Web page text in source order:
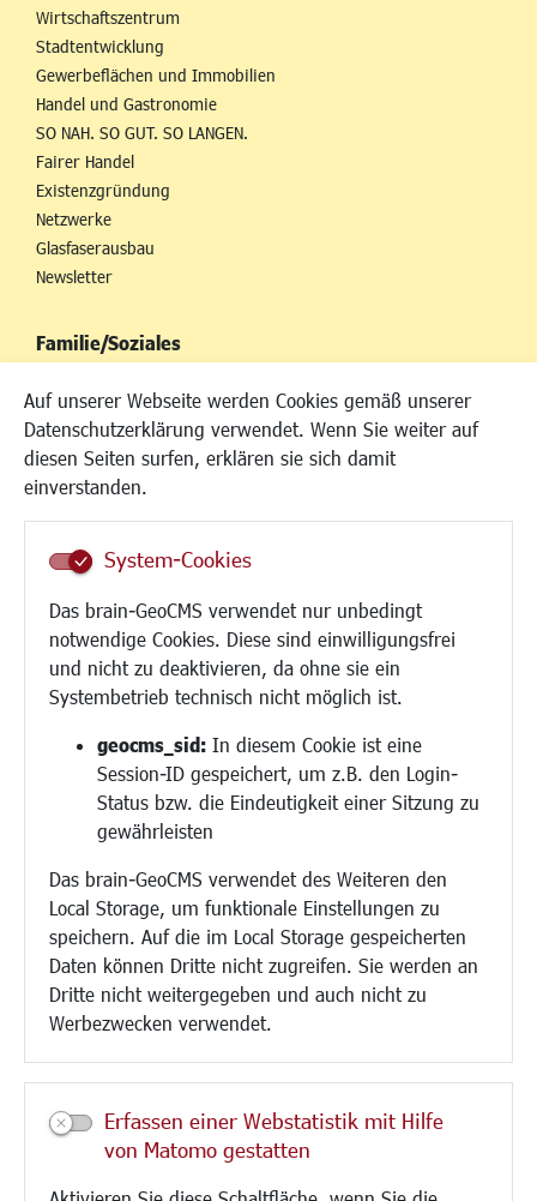
Auf unserer Webseite werden Cookies gemäß unserer
Datenschutzerklärung verwendet. Wenn Sie weiter auf
diesen Seiten surfen, erklären sie sich damit
einverstanden.
System-Cookies
Das brain-GeoCMS verwendet nur unbedingt
notwendige Cookies. Diese sind einwilligungsfrei
und nicht zu deaktivieren, da ohne sie ein
Systembetrieb technisch nicht möglich ist.
geocms_sid: In diesem Cookie ist eine
Session-ID gespeichert, um z.B. den Login-
Status bzw. die Eindeutigkeit einer Sitzung zu
gewährleisten
Das brain-GeoCMS verwendet des Weiteren den
Local Storage, um funktionale Einstellungen zu
speichern. Auf die im Local Storage gespeicherten
Daten können Dritte nicht zugreifen. Sie werden an
Dritte nicht weitergegeben und auch nicht zu
Werbezwecken verwendet.
Erfassen einer Webstatistik mit Hilfe
von Matomo gestatten
Wirtschaftszentrum
Stadtentwicklung
Gewerbeflächen und Immobilien
Handel und Gastronomie
SO NAH. SO GUT. SO LANGEN.
Fairer Handel
Existenzgründung
Netzwerke
Glasfaserausbau
Newsletter
Familie/Soziales
Kinderbetreuung
Kinder und Jugend
Institutionen für Familien
Frauen
Schule
Demokratie leben
Ukrainehilfe
Hilfe für Geflüchtete
Religion
Bauen/Umwelt/Mobilität
Bebauungsplanung
Verkehr/Mobilität
Glasfaserausbau
Aktuelle Baustellen
Paddelteich
CINDY S
Kultur/Freizeit/Tourismus
Veranstaltungen
Neue Stadthalle Langen